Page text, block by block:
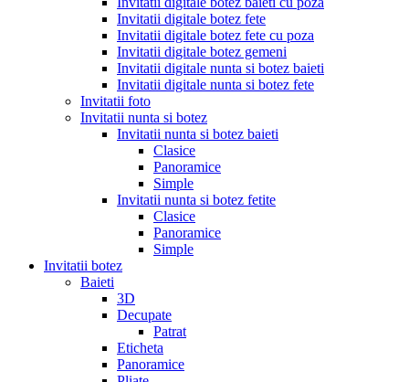
Invitatii digitale botez fete
Invitatii digitale botez fete cu poza
Invitatii digitale botez gemeni
Invitatii digitale nunta si botez baieti
Invitatii digitale nunta si botez fete
Invitatii foto
Invitatii nunta si botez
Invitatii nunta si botez baieti
Clasice
Panoramice
Simple
Invitatii nunta si botez fetite
Clasice
Panoramice
Simple
Invitatii botez
Baieti
3D
Decupate
Patrat
Eticheta
Panoramice